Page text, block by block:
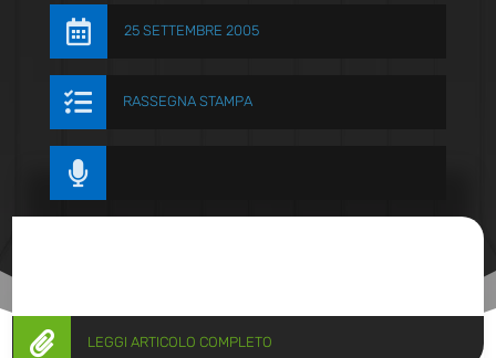
 25 SETTEMBRE 2005
 RASSEGNA STAMPA

 LEGGI ARTICOLO COMPLETO